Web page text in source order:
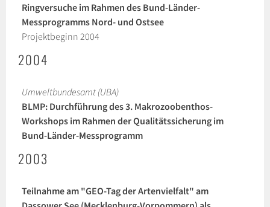
Ringversuche im Rahmen des Bund-Länder-
Messprogramms Nord- und Ostsee
Projektbeginn 2004
2004
Umweltbundesamt (UBA)
BLMP: Durchführung des 3. Makrozoobenthos-
Workshops im Rahmen der Qualitätssicherung im
Bund-Länder-Messprogramm
2003
Teilnahme am "GEO-Tag der Artenvielfalt" am